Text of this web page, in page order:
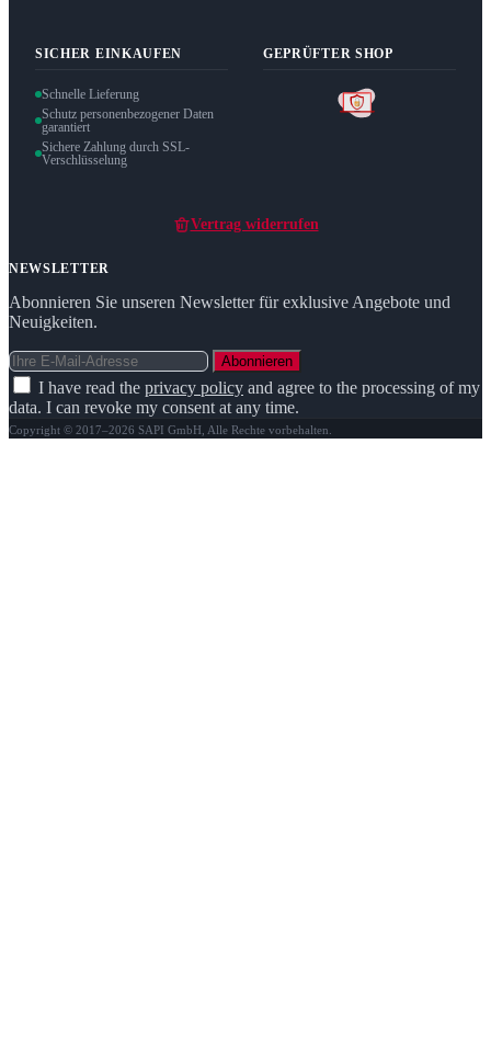
SICHER EINKAUFEN
Schnelle Lieferung
Schutz personenbezogener Daten
garantiert
Sichere Zahlung durch SSL-
Verschlüsselung
GEPRÜFTER SHOP
Vertrag widerrufen
NEWSLETTER
Abonnieren Sie unseren Newsletter für exklusive Angebote und
Neuigkeiten.
Abonnieren
I have read the privacy policy and agree to the processing of my
data. I can revoke my consent at any time.
Copyright © 2017–2026 SAPI GmbH, Alle Rechte vorbehalten.